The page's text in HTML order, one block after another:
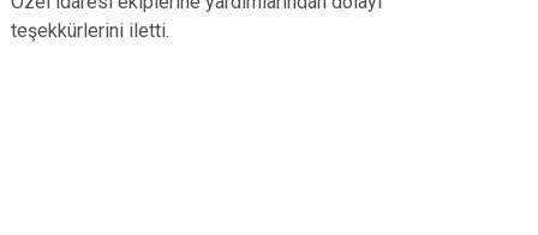
teşekkürlerini iletti.